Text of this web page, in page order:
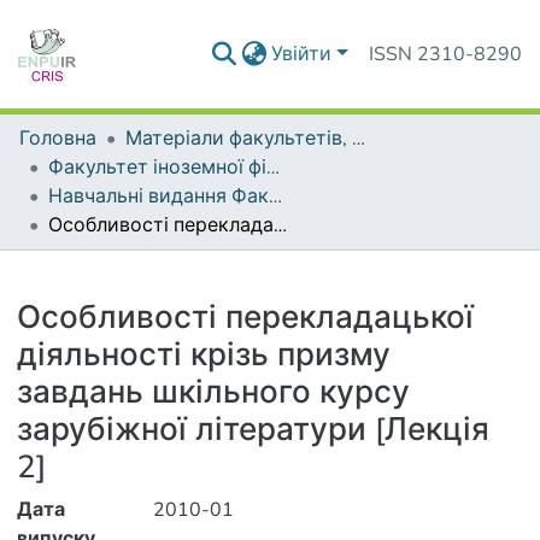
Увійти ISSN 2310-8290
Головна
Матеріали факультетів, інститутів, підрозділів
Факультет іноземної філології
Навчальні видання Факультету іноземної філології
Особливості перекладацької діяльності крізь призму завдань шкільного курсу зарубіжної літератури [Лекція 2]
Особливості перекладацької
діяльності крізь призму
завдань шкільного курсу
зарубіжної літератури [Лекція
2]
Дата
2010-01